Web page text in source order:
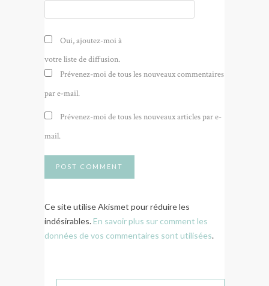
Oui, ajoutez-moi à
votre liste de diffusion.
Prévenez-moi de tous les nouveaux commentaires
par e-mail.
Prévenez-moi de tous les nouveaux articles par e-
mail.
Ce site utilise Akismet pour réduire les
indésirables. En savoir plus sur comment les
données de vos commentaires sont utilisées.